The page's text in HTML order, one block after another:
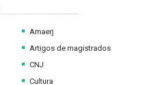
Amaerj
Artigos de magistrados
CNJ
Cultura